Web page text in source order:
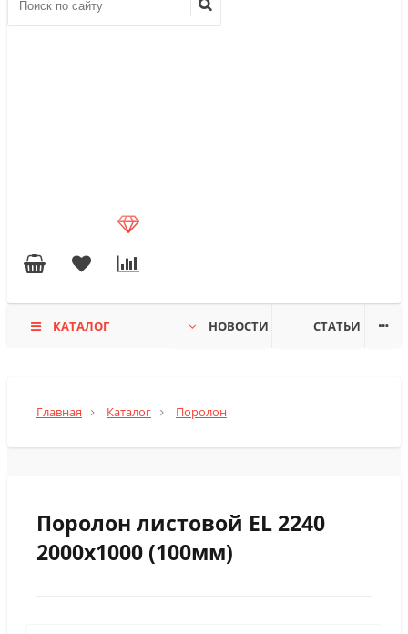
КАТАЛОГ НОВОСТИ СТАТЬИ
Главная Каталог Поролон
Поролон листовой EL 2240
2000х1000 (100мм)